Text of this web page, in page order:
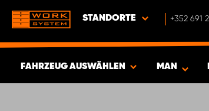
STANDORTE +352 691
FAHRZEUG AUSWÄHLEN MAN